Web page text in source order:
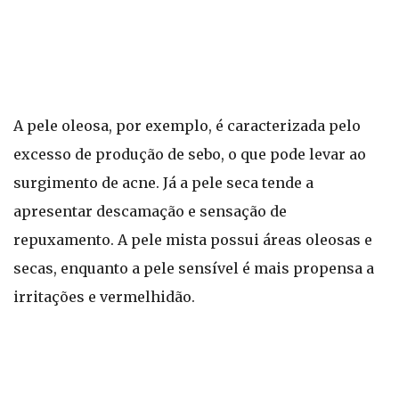
A pele oleosa, por exemplo, é caracterizada pelo
excesso de produção de sebo, o que pode levar ao
surgimento de acne. Já a pele seca tende a
apresentar descamação e sensação de
repuxamento. A pele mista possui áreas oleosas e
secas, enquanto a pele sensível é mais propensa a
irritações e vermelhidão.